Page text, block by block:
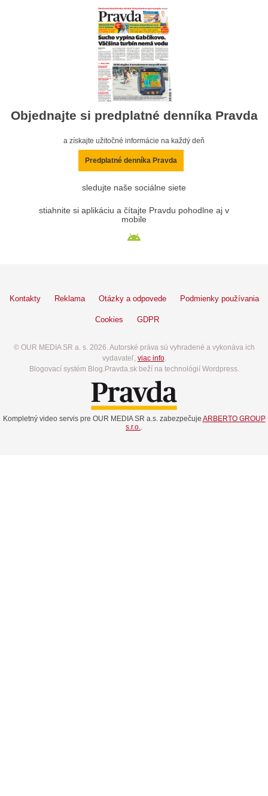
Objednajte si predplatné denníka Pravda
a získajte užitočné informácie na každý deň
Predplatné denníka Pravda
sledujte naše sociálne siete
stiahnite si aplikáciu a čítajte Pravdu pohodlne aj v
mobile
Kontakty Reklama Otázky a odpovede Podmienky používania
Cookies GDPR
© OUR MEDIA SR a. s. 2026. Autorské práva sú vyhradené a vykonáva ich
vydavateľ, viac info.
Blogovací systém Blog.Pravda.sk beží na technológií Wordpress.
Kompletný video servis pre OUR MEDIA SR a.s. zabezpečuje ARBERTO GROUP
s.r.o.